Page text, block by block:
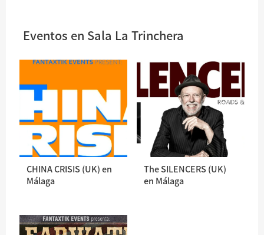
Eventos en Sala La Trinchera
CHINA CRISIS (UK) en
Málaga
The SILENCERS (UK)
en Málaga